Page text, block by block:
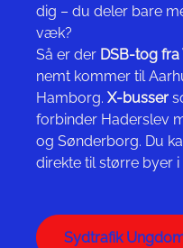
dig – du deler bare
væk?
Så er der DSB-tog
nemt kommer til
Hamborg. X-busser
forbinder Haderslev
og Sønderborg. Du
direkte til større byer
Sydtrafik